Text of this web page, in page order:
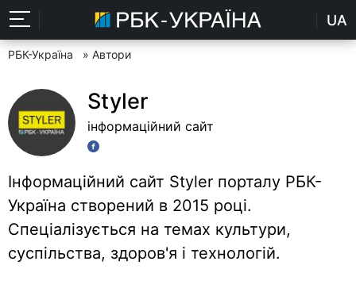
UA
РБК-Україна » Автори
Styler
інформаційний сайт
Інформаційний сайт Styler порталу РБК-
Україна створений в 2015 році.
Спеціалізується на темах культури,
суспільства, здоров'я і технологій.